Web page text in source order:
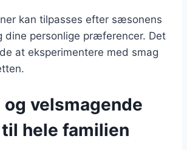
kan tilpasses efter sæsonens
dine personlige præferencer. Det
at eksperimentere med smag
og velsmagende
hele familien